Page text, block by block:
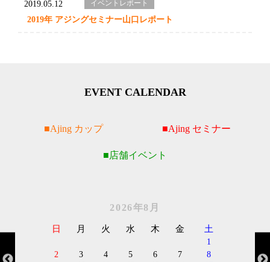
2019.05.12 イベントレポート
2019年 アジングセミナー山口レポート
EVENT CALENDAR
Ajing カップ Ajing セミナー
店舗イベント
2026年8月
日 月 火 水 木 金 土
1
2
3 4 5 6 7
8